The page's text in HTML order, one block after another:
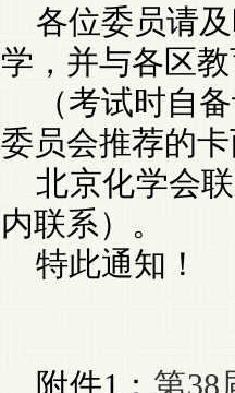
各位委员请
学，并与各区
（考试时自
委员会推荐的
北京化学会
内联系） 。
特此通知！
附件1 ： 第38